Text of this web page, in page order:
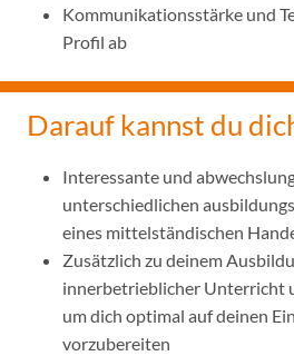
Kommunikationsstärke und
Profil ab
Darauf kannst du
Interessante und
unterschiedlichen
eines mittelständischen
Zusätzlich zu deinem
innerbetrieblicher Unterricht
um dich optimal auf deinen
vorzubereiten